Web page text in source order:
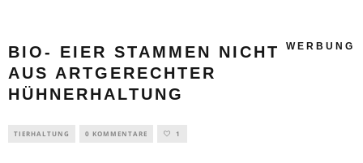
BIO- EIER STAMMEN NICHT
AUS ARTGERECHTER
HÜHNERHALTUNG
WERBUNG
TIERHALTUNG 0 KOMMENTARE 1